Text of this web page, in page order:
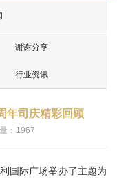
谢谢分享
行业资讯
司庆精彩回顾
：1967
际广场举办了主题为